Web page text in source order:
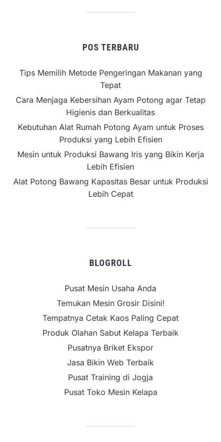
POS TERBARU
Tips Memilih Metode Pengeringan Makanan yang
Tepat
Cara Menjaga Kebersihan Ayam Potong agar Tetap
Higienis dan Berkualitas
Kebutuhan Alat Rumah Potong Ayam untuk Proses
Produksi yang Lebih Efisien
Mesin untuk Produksi Bawang Iris yang Bikin Kerja
Lebih Efisien
Alat Potong Bawang Kapasitas Besar untuk Produksi
Lebih Cepat
BLOGROLL
Pusat Mesin Usaha Anda
Temukan Mesin Grosir Disini!
Tempatnya Cetak Kaos Paling Cepat
Produk Olahan Sabut Kelapa Terbaik
Pusatnya Briket Ekspor
Jasa Bikin Web Terbaik
Pusat Training di Jogja
Pusat Toko Mesin Kelapa